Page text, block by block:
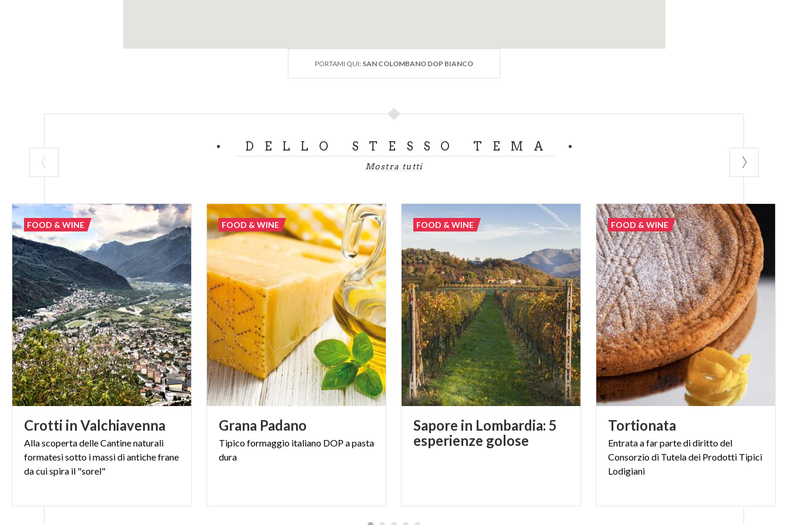
PORTAMI QUI: SAN COLOMBANO DOP BIANCO
DELLO STESSO TEMA
Mostra tutti
Crotti in Valchiavenna
Alla scoperta delle Cantine naturali
formatesi sotto i massi di antiche frane
da cui spira il "sorel"
FOOD & WINE
Grana Padano
Tipicoformaggio italiano DOPapasta
dura
FOOD & WINE
Sapore in Lombardia: 5
esperienze golose
FOOD & WINE
Tortionata
Entrata a far parte di diritto del
Consorzio di Tutela dei Prodotti Tipici
Lodigiani
FOOD & WINE